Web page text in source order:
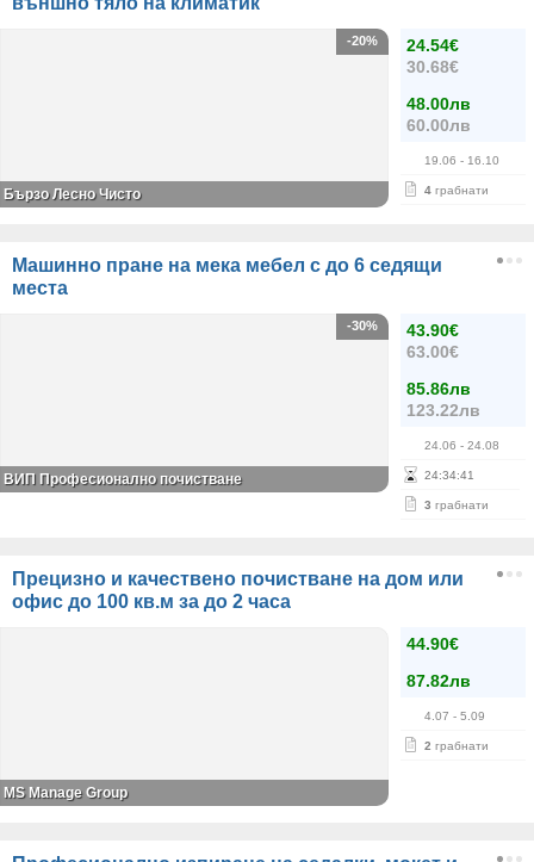
24.54€
30.68€
48.00лв
60.00лв
19.06 - 16.10
4 грабнати
-20%
Бързо Лесно Чисто
Машинно пране на мека мебел с до 6 седящи
места
43.90€
63.00€
85.86лв
123.22лв
24.06 - 24.08
24:34:41
3 грабнати
-30%
ВИП Професионално почистване
Прецизно и качествено почистване на дом или
офис до 100 кв.м за до 2 часа
44.90€
87.82лв
4.07 - 5.09
2 грабнати
MS Manage Group